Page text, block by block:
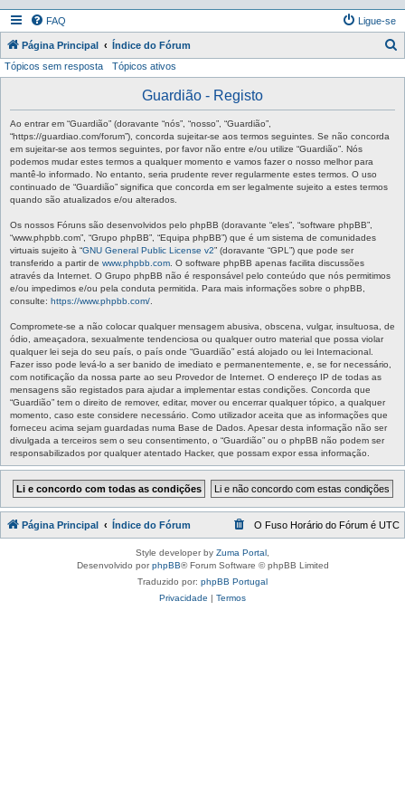
FAQ Ligue-se
Página Principal Índice do Fórum
Tópicos sem resposta Tópicos ativos
Guardião - Registo
Ao entrar em “Guardião” (doravante “nós”, “nosso”, “Guardião”,
“https://guardiao.com/forum”), concorda sujeitar-se aos termos seguintes. Se não concorda
em sujeitar-se aos termos seguintes, por favor não entre e/ou utilize “Guardião”. Nós
podemos mudar estes termos a qualquer momento e vamos fazer o nosso melhor para
mantê-lo informado. No entanto, seria prudente rever regularmente estes termos. O uso
continuado de “Guardião” significa que concorda em ser legalmente sujeito a estes termos
quando são atualizados e/ou alterados.
Os nossos Fóruns são desenvolvidos pelo phpBB (doravante “eles”, “software phpBB”,
“www.phpbb.com”, “Grupo phpBB”, “Equipa phpBB”) que é um sistema de comunidades
virtuais sujeito à “GNU General Public License v2” (doravante “GPL”) que pode ser
transferido a partir de www.phpbb.com . O software phpBB apenas facilita discussões
através da Internet. O Grupo phpBB não é responsável pelo conteúdo que nós permitimos
e/ou impedimos e/ou pela conduta permitida. Para mais informações sobre o phpBB,
consulte: https://www.phpbb.com/
Compromete-se a não colocar qualquer mensagem abusiva, obscena, vulgar, insultuosa, de
ódio, ameaçadora, sexualmente tendenciosa ou qualquer outro material que possa violar
qualquer lei seja do seu país, o país onde “Guardião” está alojado ou lei Internacional.
Fazer isso pode levá-lo a ser banido de imediato e permanentemente, e, se for necessário,
com notificação da nossa parte ao seu Provedor de Internet. O endereço IP de todas as
mensagens são registados para ajudar a implementar estas condições. Concorda que
“Guardião” tem o direito de remover, editar, mover ou encerrar qualquer tópico, a qualquer
momento, caso este considere necessário. Como utilizador aceita que as informações que
forneceu acima sejam guardadas numa Base de Dados. Apesar desta informação não ser
divulgada a terceiros sem o seu consentimento, o “Guardião” ou o phpBB não podem ser
responsabilizados por qualquer atentado Hacker, que possam expor essa informação.
Página Principal Índice do Fórum O Fuso Horário do Fórum é UTC
Style developer by Zuma Portal
Desenvolvido porphpBB® Forum Software © phpBB Limited
Traduzido por: phpBB Portugal
Privacidade | Termos